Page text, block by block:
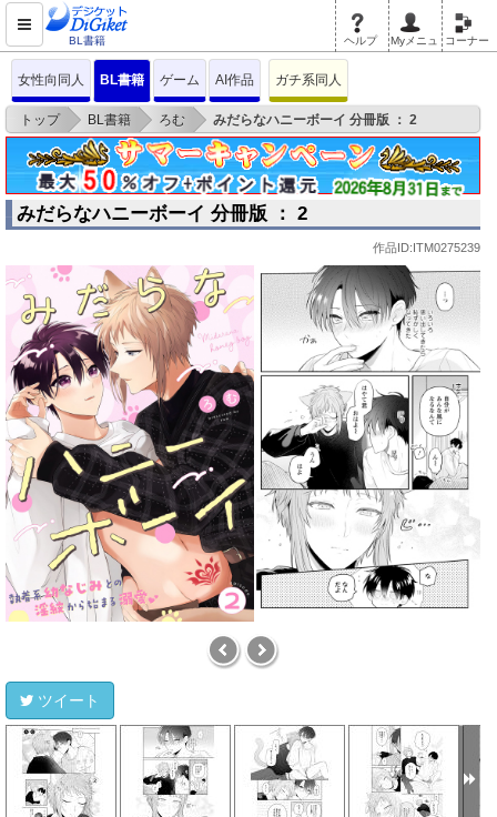
BL書籍 ヘルプ Myメニュ コーナー
女性向同人 BL書籍 ゲーム AI作品 ガチ系同人
トップ > BL書籍 > ろむ > みだらなハニーボーイ 分冊版 ： 2
みだらなハニーボーイ 分冊版 ： 2
作品ID:ITM0275239
ツイート